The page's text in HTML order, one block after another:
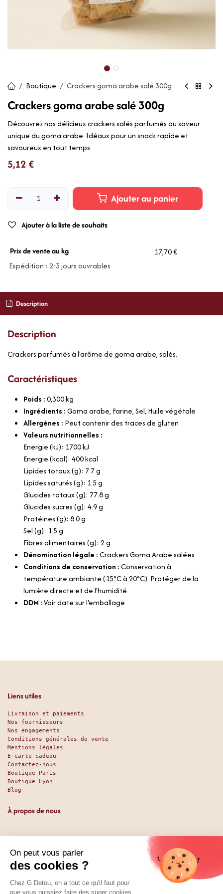
Boutique Crackers goma arabe salé 300g
Crackers goma arabe salé 300g
Découvrez nos délicieux crackers salés parfumés au saveur
unique du goma arabe. Idéaux pour un snack rapide et
savoureux en tout temps.
5,12 €
Ajouter au panier
Ajouter à la liste de souhaits
Prix de vente au kg
17,70 €
Expédition : 2-3 jours ouvrables
Description
Description
Crackers parfumés à l'arôme de goma arabe, salés.
Caractéristiques
Poids :0,300kg
Ingrédients :Goma arabe, Farine, Sel, Huile végétale
Allergènes : Peut contenir des traces de gluten
Valeurs nutritionnelles :
Energie (kJ): 1700 kJ
Energie (kcal): 400 kcal
Lipides totaux (g): 7.7 g
Lipides saturés (g): 1.5 g
Glucides totaux (g): 77.8 g
Glucides sucres (g): 4.9 g
Protéines (g): 8.0 g
Sel (g): 1.5 g
Fibres alimentaires (g): 2 g
Dénomination légale :Crackers Goma Arabe salées
Conditions de conservation :Conservation à
température ambiante (15°C à 20°C). Protéger de la
lumière directe et de l'humidité.
DDM :Voir date sur l'emballage
Liens utiles
Livraison et paiements
Nos fournisseurs
Nos engagements
Conditions générales de vente
Mentions légales
E-carte cadeau
Contactez-nous
Boutique Paris
Boutique Lyon
Blog
À propos de nous
Depuis 1951, nous accueillons les gourmands et les gourmets
en leur promettant des produits de qualité au meilleur
prix. Que vous soyez des pros ou des particuliers, que vous
cherchiez du sucré ou du salé, nous avons sans doute ce
qu’il vous faut. Et même des choses que vous ne soupçonniez
pas. La boutique existe depuis 1951, la vente en ligne